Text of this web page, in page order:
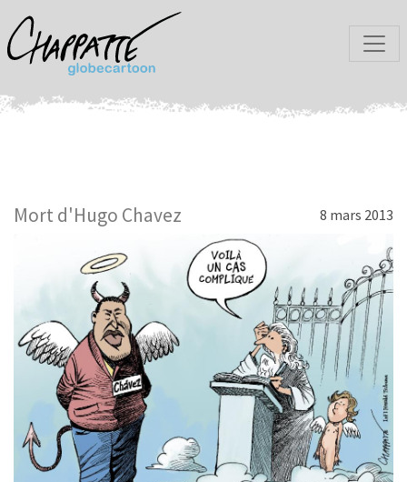
Mort d'Hugo Chavez 8 mars 2013